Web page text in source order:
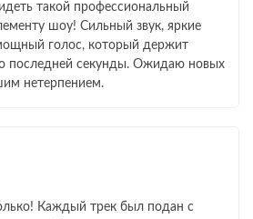
такой профессиональный
шоу! Сильный звук, яркие
голос, который держит
последней секунды. Ожидаю новых
нетерпением.
Каждый трек был подан с